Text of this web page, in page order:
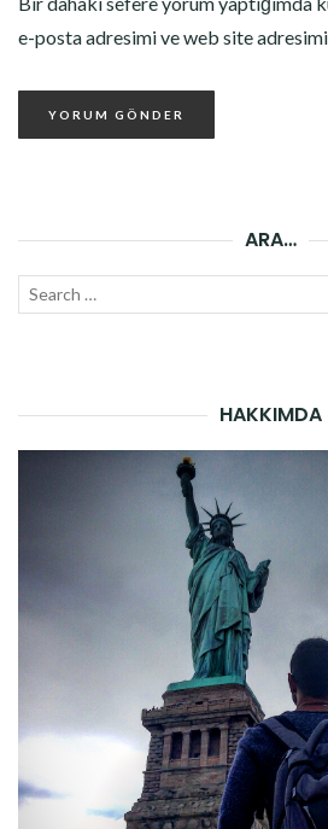
e-posta adresimi ve web site
ARA…
Search
HAKKIMDA